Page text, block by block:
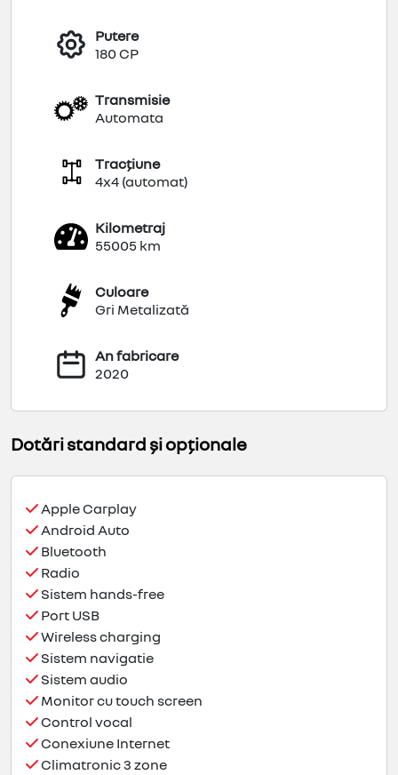
Putere
180 CP
Transmisie
Automata
Tracțiune
4x4 (automat)
Kilometraj
55005 km
Culoare
Gri Metalizată
An fabricare
2020
Dotări standard și opționale
Apple Carplay
Android Auto
Bluetooth
Radio
Sistem hands-free
Port USB
Wireless charging
Sistem navigatie
Sistem audio
Monitor cu touch screen
Control vocal
Conexiune Internet
Climatronic 3 zone